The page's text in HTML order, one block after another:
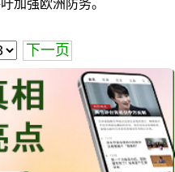
加强欧洲防务。
下一页